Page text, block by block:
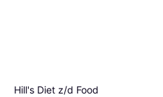
Hill's Diet z/d Food